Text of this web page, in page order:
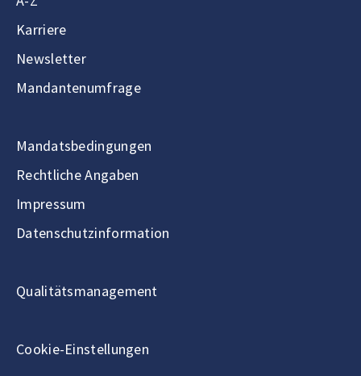
Karriere
Newsletter
Mandantenumfrage
Mandatsbedingungen
Rechtliche Angaben
Impressum
Datenschutzinformation
Qualitätsmanagement
Cookie-Einstellungen